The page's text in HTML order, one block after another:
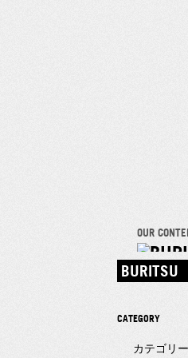
OUR
BURITSU
CATEGORY
カテゴリ